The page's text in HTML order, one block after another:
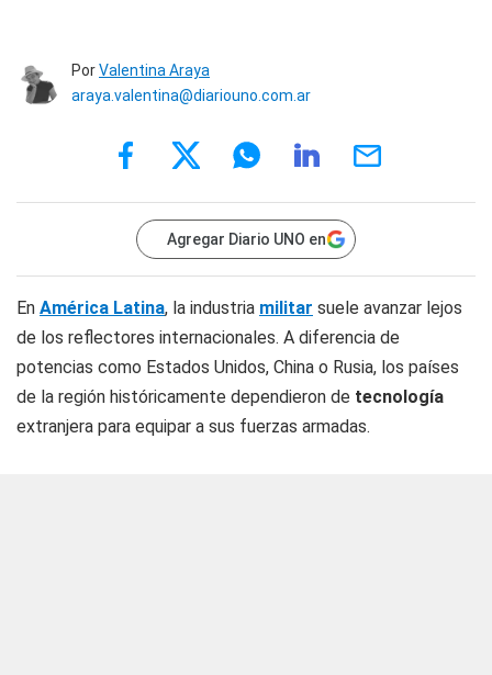
PorValentina Araya
araya.valentina@diariouno.com.ar
Agregar Diario UNO en
En América Latina, la industria militar suele avanzar lejos
de los reflectores internacionales. A diferencia de
potencias como Estados Unidos, China o Rusia, los países
de la región históricamente dependieron de tecnología
extranjera para equipar a sus fuerzas armadas.